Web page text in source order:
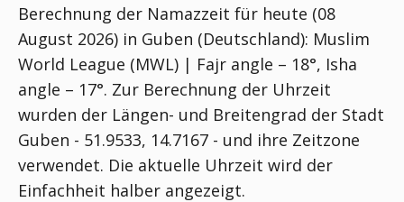
Berechnung der Namazzeit für heute (08
August 2026) in Guben (Deutschland): Muslim
World League (MWL) | Fajr angle – 18°, Isha
angle – 17°. Zur Berechnung der Uhrzeit
wurden der Längen- und Breitengrad der Stadt
Guben - 51.9533, 14.7167 - und ihre Zeitzone
verwendet. Die aktuelle Uhrzeit wird der
Einfachheit halber angezeigt.